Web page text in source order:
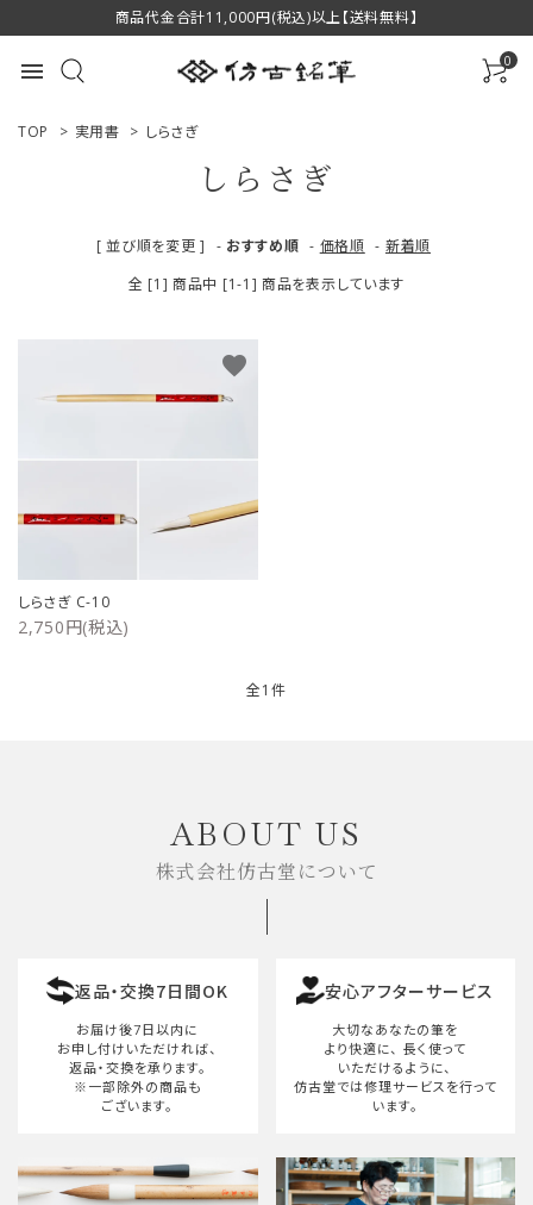
商品代金合計11,000円(税込)以上【送料無料】
menu 0
ACCOUNT MENU
プライバシーポリシー
TOP > 実用書 > しらさぎ
しらさぎ
[ 並び順を変更 ] - おすすめ順 - 価格順 - 新着順
全 [1] 商品中 [1-1] 商品を表示しています
しらさぎ C-10
2,750円(税込)
favorite
全1件
検索する
ABOUT US
株式会社仿古堂について
返品・交換7日間OK
お届け後7日以内に
お申し付けいただければ、
返品・交換を承ります。
※一部除外の商品も
ございます。
安心アフターサービス
大切なあなたの筆を
より快適に、 長く使って
いただけるように、
仿古堂では修理サービスを行って
います。